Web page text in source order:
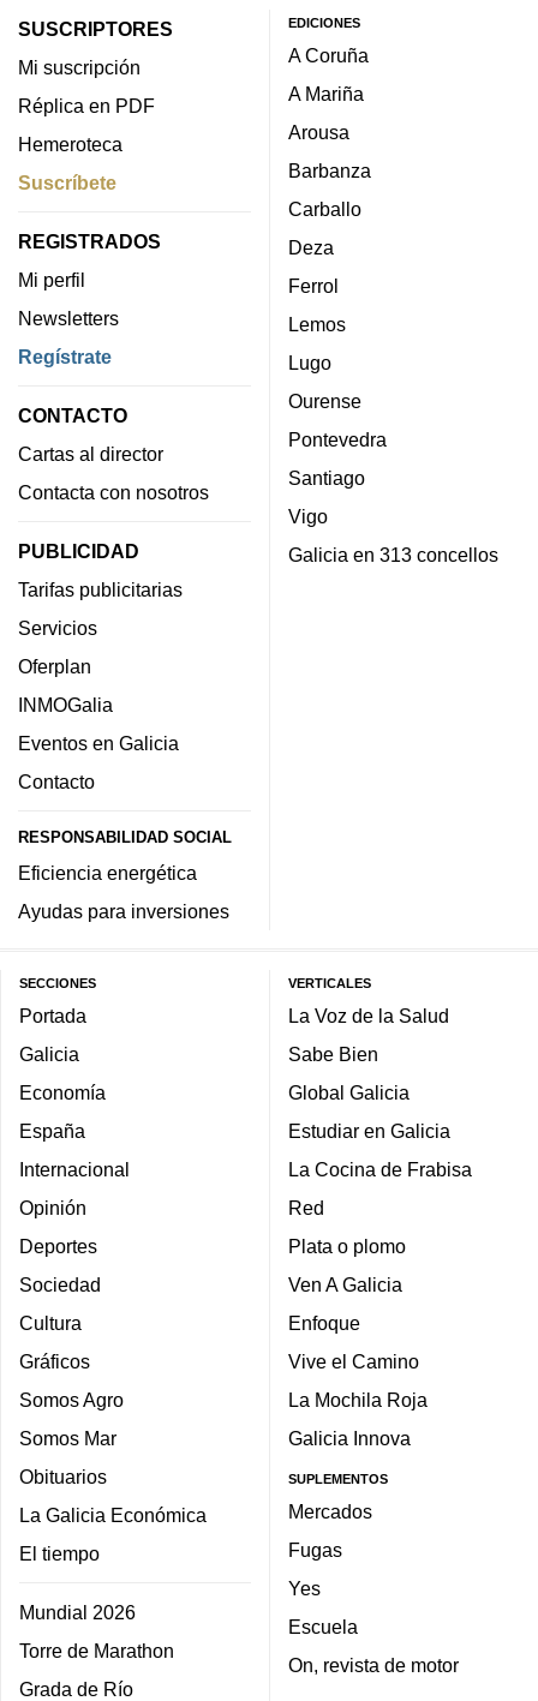
SUSCRIPTORES
Mi suscripción
Réplica en PDF
Hemeroteca
Suscríbete
REGISTRADOS
Mi perfil
Newsletters
Regístrate
CONTACTO
Cartas al director
Contacta con nosotros
PUBLICIDAD
Tarifas publicitarias
Servicios
Oferplan
INMOGalia
Eventos en Galicia
Contacto
RESPONSABILIDAD SOCIAL
Eficiencia energética
Ayudas para inversiones
EDICIONES
A Coruña
A Mariña
Arousa
Barbanza
Carballo
Deza
Ferrol
Lemos
Lugo
Ourense
Pontevedra
Santiago
Vigo
Galicia en 313 concellos
SECCIONES
Portada
Galicia
Economía
España
Internacional
Opinión
Deportes
Sociedad
Cultura
Gráficos
Somos Agro
Somos Mar
Obituarios
La Galicia Económica
El tiempo
Mundial 2026
Torre de Marathon
Grada de Río
VERTICALES
La Voz de la Salud
Sabe Bien
Global Galicia
Estudiar en Galicia
La Cocina de Frabisa
Red
Plata o plomo
Ven A Galicia
Enfoque
Vive el Camino
La Mochila Roja
Galicia Innova
SUPLEMENTOS
Mercados
Fugas
Yes
Escuela
On, revista de motor